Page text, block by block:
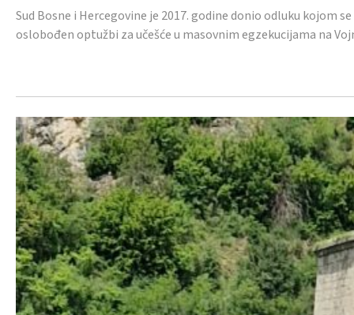
Sud Bosne i Hercegovine je 2017. godine donio odluku kojom
oslobođen optužbi za učešće u masovnim egzekucijama na